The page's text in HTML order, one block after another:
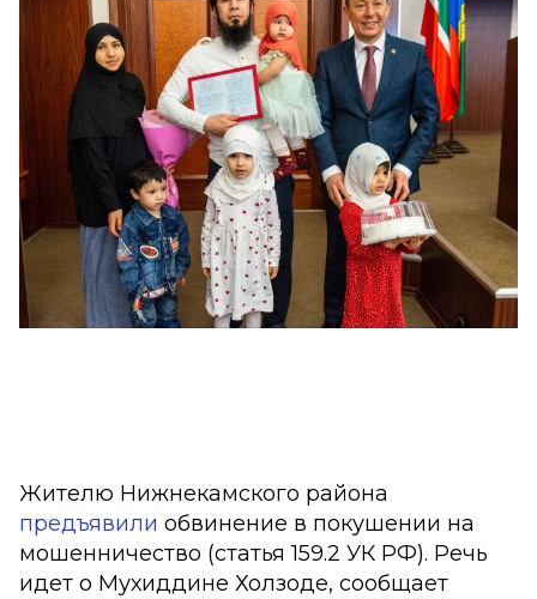
Жителю Нижнекамского района
предъявили обвинение в покушении на
мошенничество (статья 159.2 УК РФ). Речь
идет о Мухиддине Холзоде, сообщает